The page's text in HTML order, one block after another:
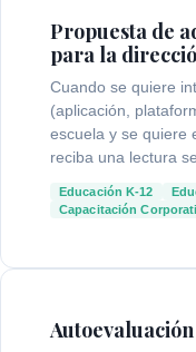
Propuesta de
para la
Cuando se quiere
(aplicación,
escuela y se quiere
reciba una lectura
Educación K-12
Capacitación